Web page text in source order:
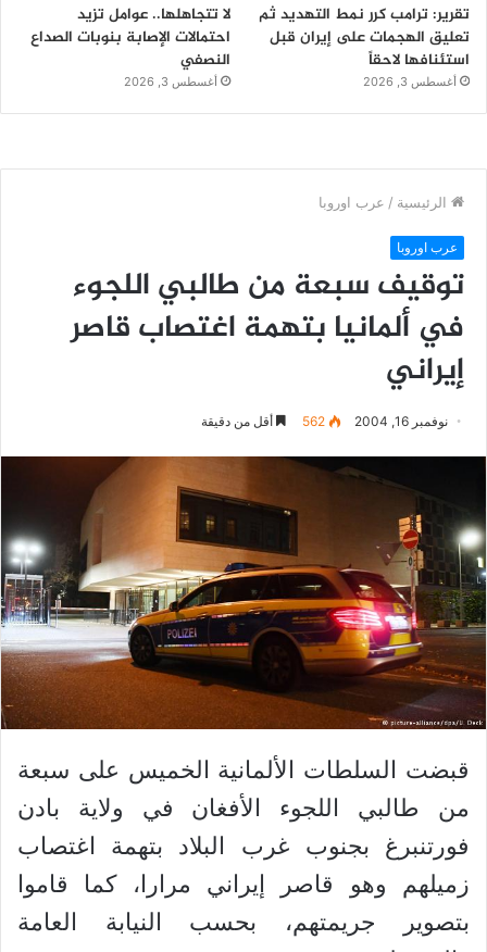
تقرير: ترامب كرر نمط التهديد ثم
تعليق الهجمات على إيران قبل
استئنافها لاحقاً
أغسطس 3, 2026
لا تتجاهلها.. عوامل تزيد
احتمالات الإصابة بنوبات الصداع
النصفي
أغسطس 3, 2026